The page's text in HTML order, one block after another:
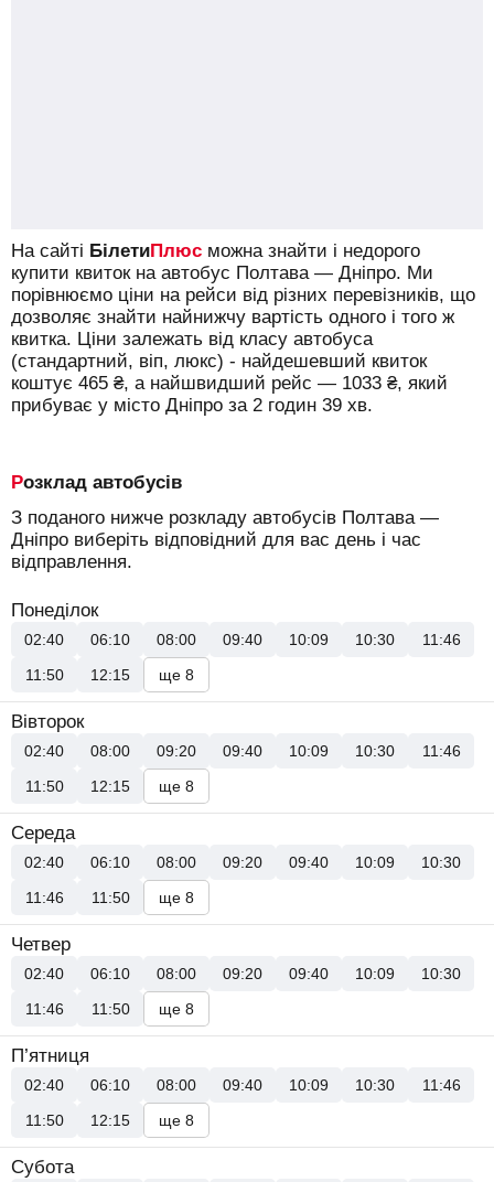
На сайті БілетиПлюс можна знайти і недорого
купити квиток на автобус Полтава — Дніпро. Ми
порівнюємо ціни на рейси від різних перевізників, що
дозволяє знайти найнижчу вартість одного і того ж
квитка. Ціни залежать від класу автобуса
(стандартний, віп, люкс) - найдешевший квиток
коштує 465 ₴, а найшвидший рейс — 1033 ₴, який
прибуває у місто Дніпро за 2 годин 39 хв.
Розклад автобусів
З поданого нижче розкладу автобусів Полтава —
Дніпро виберіть відповідний для вас день і час
відправлення.
Понеділок
02:40 06:10 08:00 09:40 10:09 10:30
11:46
11:50
12:15 ще 8
Вівторок
02:40 08:00 09:20 09:40 10:09 10:30
11:46
11:50
12:15 ще 8
Середа
02:40 06:10 08:00 09:20 09:40 10:09
10:30
11:46
11:50 ще 8
Четвер
02:40 06:10 08:00 09:20 09:40 10:09
10:30
11:46
11:50 ще 8
П’ятниця
02:40 06:10 08:00 09:40 10:09 10:30
11:46
11:50
12:15 ще 8
Субота